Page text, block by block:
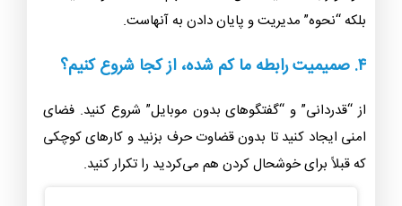
بلکه “نحوه” مدیریت و پایان دادن به آنهاست.
۴. صمیمیت رابطه ما کم شده، از کجا شروع کنیم؟
از “قدردانی” و “گفتگوهای بدون موبایل” شروع کنید. فضای
امنی ایجاد کنید تا بدون قضاوت حرف بزنید و کارهای کوچکی
که قبلاً برای خوشحال کردن هم می‌کردید را تکرار کنید.